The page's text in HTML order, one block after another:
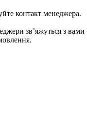
контакт менеджера.
зв’яжуться з вами